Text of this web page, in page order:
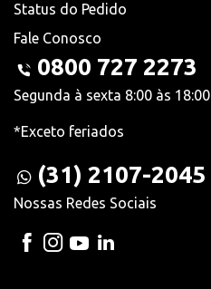
Status do Pedido
Fale Conosco
0800 727 2273
Segunda à sexta 8:00 às 18:00
*Exceto feriados
(31) 2107-2045
Nossas Redes Sociais